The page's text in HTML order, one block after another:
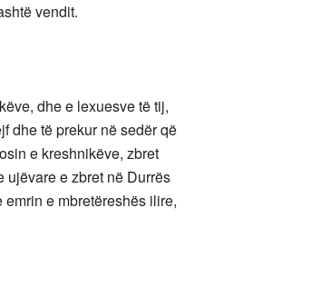
vendit.
dhe e lexuesve të tij,
dhe të prekur në sedër që
e kreshnikëve, zbret
ujëvare e zbret në Durrës
e mbretëreshës ilire,